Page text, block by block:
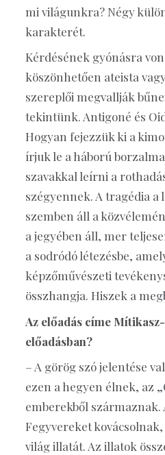
mi világunkra? Négy
karakterét.
Kérdésének gyónásra
köszönhetően ateista
szereplői megvallják
tekintünk. Antigoné és
Hogyan fejezzük ki a
írjuk le a háború
szavakkal leírni a
szégyennek. A tragédia
szemben áll a
a jegyében áll, mer
a sodródó létezésbe,
képzőművészeti
összhangja. Hiszek a
Az előadás címe
előadásban?
– A görög szó jelentése
ezen a hegyen élnek, az
emberekből
Fegyvereket
világ illatát. Az illatok